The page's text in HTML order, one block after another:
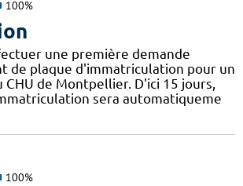
100%
une première demande
de plaque d'immatriculation pour un
CHU de Montpellier. D'ici 15 jours,
sera automatiqueme
100%